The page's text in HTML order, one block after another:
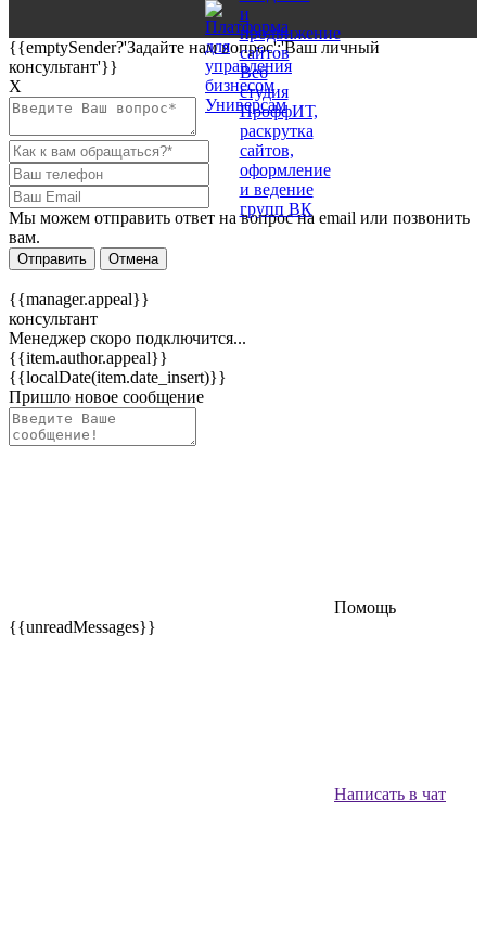
{{emptySender?'Задайте нам вопрос':'Ваш личный
консультант'}}
Х
Мы можем отправить ответ на вопрос на email или позвонить
вам.
Отправить Отмена
{{manager.appeal}}
консультант
Менеджер скоро подключится...
{{item.author.appeal}}
{{localDate(item.date_insert)}}
Пришло новое сообщение
Помощь
{{unreadMessages}}
Написать в чат